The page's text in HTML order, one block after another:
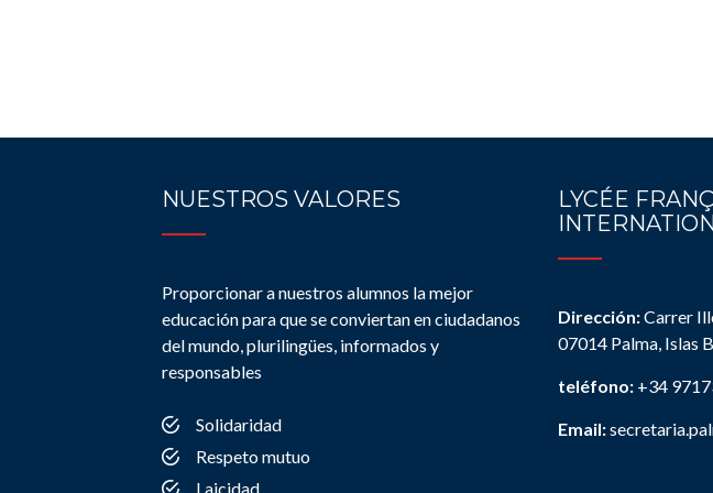
NUESTROS VALORES
Proporcionar a nuestros alumnos la mejor
educación para que se conviertan en ciudadanos
del mundo, plurilingües, informados y
responsables
Solidaridad
Respeto mutuo
Laicidad
LYCÉE
Dirección:Carrer
07014 Palma, Islas
teléfono: +34
Email: